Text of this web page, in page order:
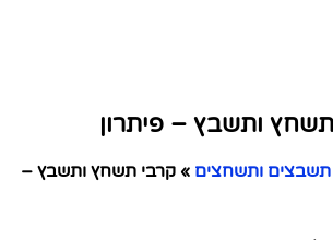
ותשבץ – פיתרון
תשבצים ותשחצים » קרבי תשחץ ותשבץ –